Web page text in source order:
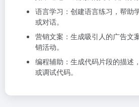
语言学习：创建语言练习，帮助
或对话。
营销文案：生成吸引人的广告文
销活动。
编程辅助：生成代码片段的描述
或调试代码。